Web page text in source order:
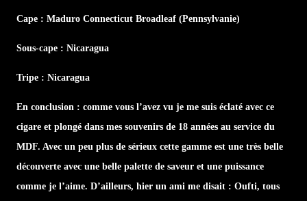
Cape : Maduro Connecticut Broadleaf (Pennsylvanie)
Sous-cape : Nicaragua
Tripe : Nicaragua
En conclusion : comme vous l’avez vu je me suis éclaté avec ce
cigare et plongé dans mes souvenirs de 18 années au service du
MDF. Avec un peu plus de sérieux cette gamme est une très belle
découverte avec une belle palette de saveur et une puissance
comme je l’aime. D’ailleurs, hier un ami me disait : Oufti, tous